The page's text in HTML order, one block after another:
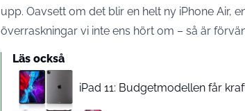
upp. Oavsett om det blir en helt ny iPhone Air,
överraskningar vi inte ens hört om – så är
Läs också
iPad 11: Budgetmodellen får